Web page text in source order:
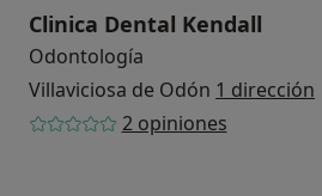
Clinica Dental Kendall
Odontología
Villaviciosa de Odón 1 dirección
2 opiniones